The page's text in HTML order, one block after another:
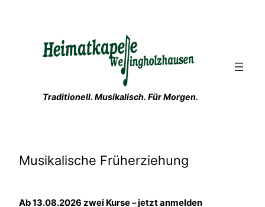
Traditionell. Musikalisch. Für Morgen.
Musikalische Früherziehung
Ab 13.08.2026 zwei Kurse – jetzt anmelden